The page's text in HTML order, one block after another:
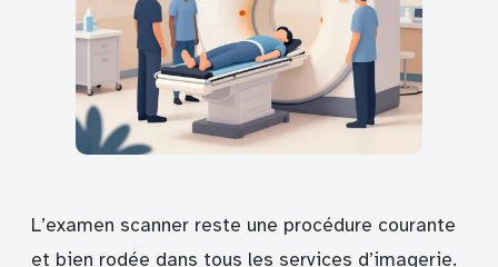
L’examen scanner reste une procédure courante
et bien rodée dans tous les services d’imagerie.